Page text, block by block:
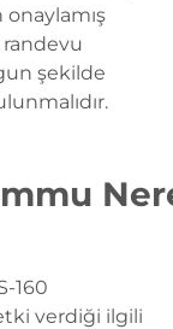
randevu
şekilde
160
verdiği ilgili